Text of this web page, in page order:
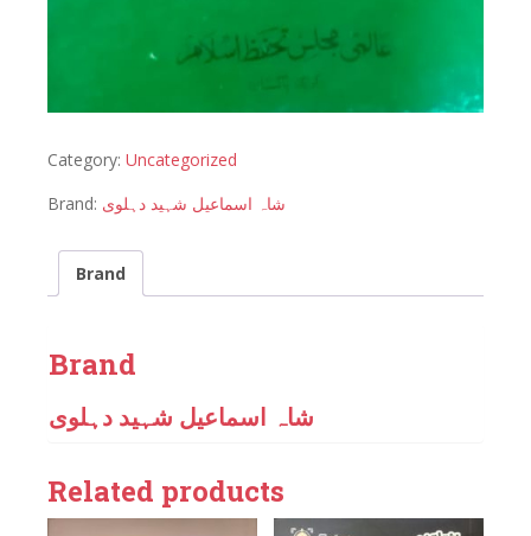
Category: Uncategorized
Brand: شاہ اسماعیل شہید دہلوی
Brand
Brand
شاہ اسماعیل شہید دہلوی
Related products